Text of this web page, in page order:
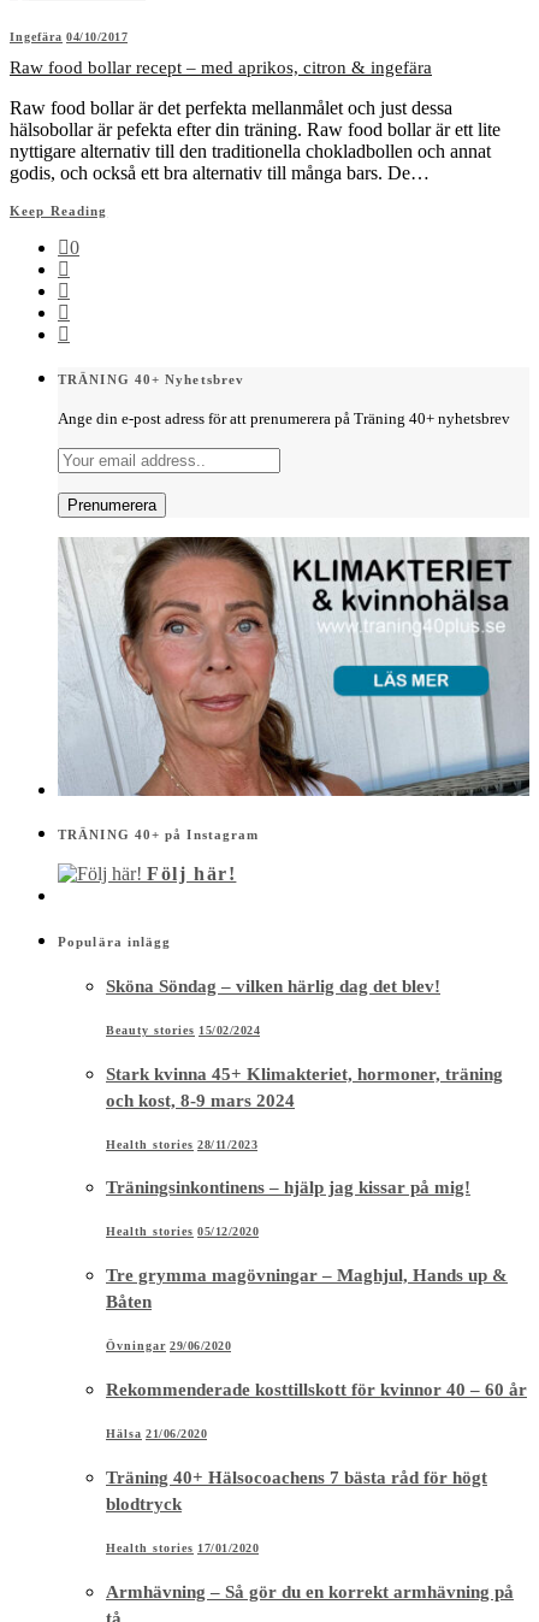
Ingefära 04/10/2017
Raw food bollar recept – med aprikos, citron & ingefära
Raw food bollar är det perfekta mellanmålet och just dessa
hälsobollar är pefekta efter din träning. Raw food bollar är ett lite
nyttigare alternativ till den traditionella chokladbollen och annat
godis, och också ett bra alternativ till många bars. De…
Keep Reading
0
TRÄNING 40+ Nyhetsbrev
Ange din e-post adress för att prenumerera på Träning 40+ nyhetsbrev
TRÄNING 40+ på Instagram
Följ här!
Populära inlägg
Sköna Söndag – vilken härlig dag det blev!
Beauty stories 15/02/2024
Stark kvinna 45+ Klimakteriet, hormoner, träning
och kost, 8-9 mars 2024
Health stories 28/11/2023
Träningsinkontinens – hjälp jag kissar på mig!
Health stories 05/12/2020
Tre grymma magövningar – Maghjul, Hands up &
Båten
Övningar 29/06/2020
Rekommenderade kosttillskott för kvinnor 40 – 60 år
Hälsa 21/06/2020
Träning 40+ Hälsocoachens 7 bästa råd för högt
blodtryck
Health stories 17/01/2020
Armhävning – Så gör du en korrekt armhävning på